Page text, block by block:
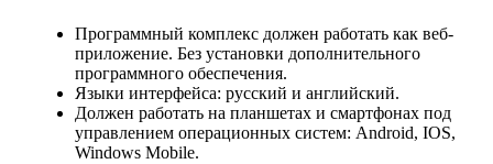
Программный комплекс должен работать как веб-
приложение. Без установки дополнительного
программного обеспечения.
Языки интерфейса: русский и английский.
Должен работать на планшетах и смартфонах под
управлением операционных систем: Android, IOS,
Windows Mobile.